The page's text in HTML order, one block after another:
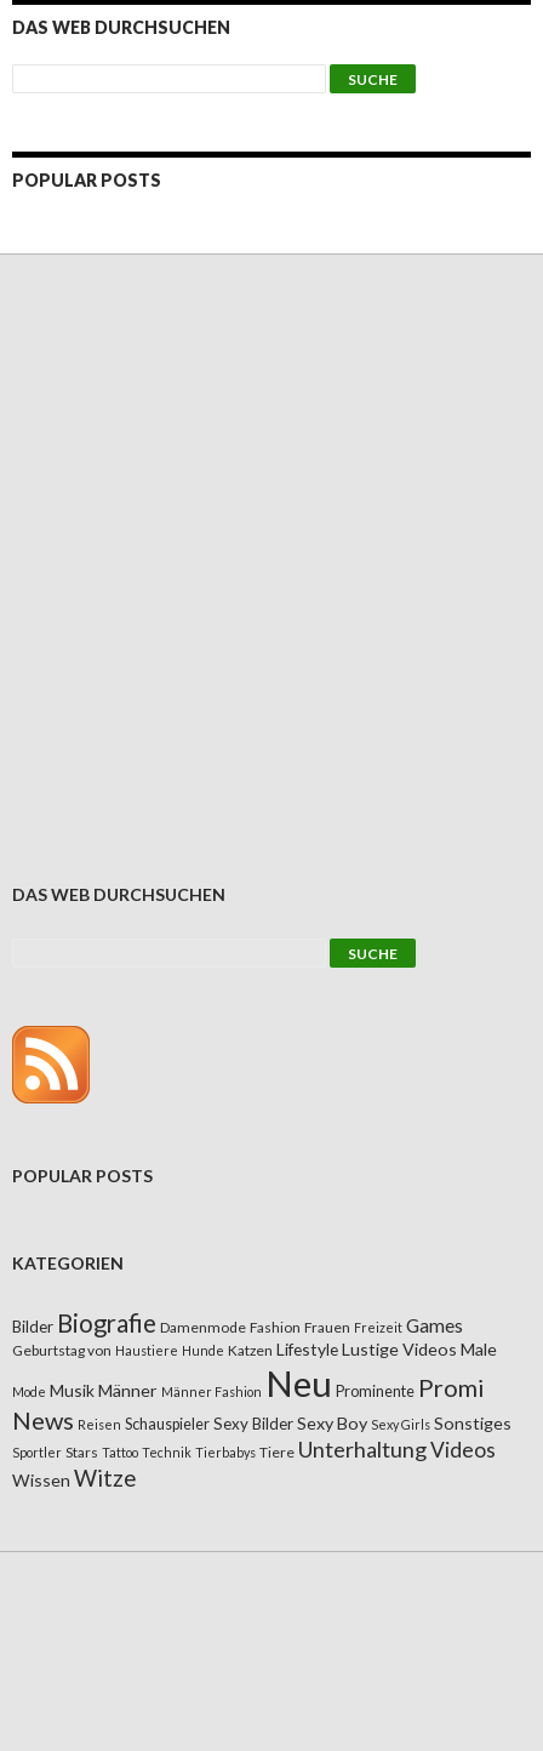
DAS WEB DURCHSUCHEN
POPULAR POSTS
DAS WEB DURCHSUCHEN
POPULAR POSTS
KATEGORIEN
Bilder Biografie Damenmode Fashion Frauen Freizeit Games
Geburtstag von Haustiere Hunde Katzen LifestyleLustige Videos Male
Mode MusikMänner Männer Fashion Neu Prominente Promi
News Reisen Schauspieler Sexy BilderSexy Boy Sexy Girls Sonstiges
Sportler Stars Tattoo Technik Tierbabys Tiere UnterhaltungVideos
Wissen Witze